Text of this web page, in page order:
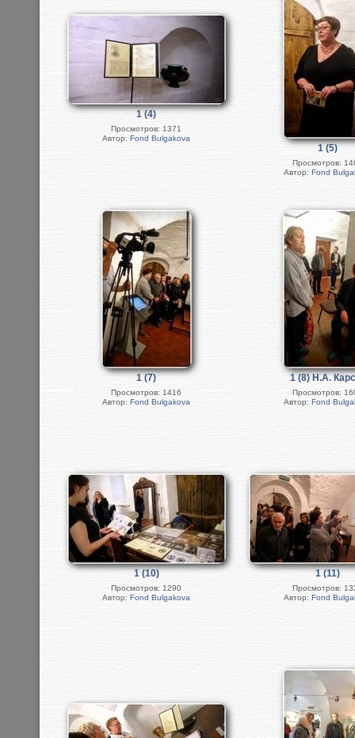
1 (4)
Просмотров: 1371
Автор: Fond Bulgakova
1 (5)
Просмотров:
Автор: Fond
1 (7)
Просмотров: 1416
Автор: Fond Bulgakova
1 (8) Н.А.
Просмотров:
Автор: Fond
1 (10)
Просмотров: 1290
Автор: Fond Bulgakova
1 (11)
Просмотров:
Автор: Fond